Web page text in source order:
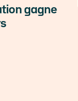
gagne